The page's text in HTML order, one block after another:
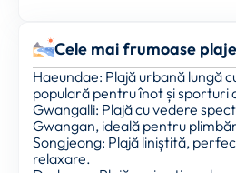
Cele mai frumoase
Haeundae: Plajă urbană lungă
populară pentru înot și sporturi
Gwangalli: Plajă cu vedere
Gwangan, ideală pentru
Songjeong: Plajă liniștită,
relaxare.